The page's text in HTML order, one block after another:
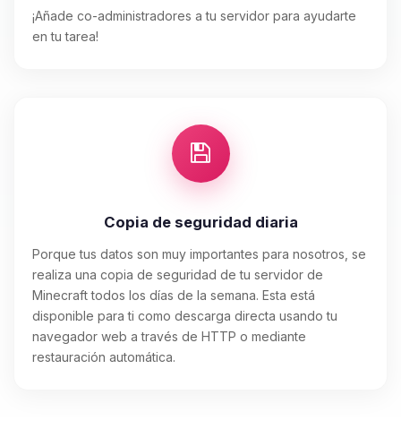
¡Añade co-administradores a tu servidor para ayudarte
en tu tarea!
Copia de seguridad diaria
Porque tus datos son muy importantes para nosotros, se
realiza una copia de seguridad de tu servidor de
Minecraft todos los días de la semana. Esta está
disponible para ti como descarga directa usando tu
navegador web a través de HTTP o mediante
restauración automática.